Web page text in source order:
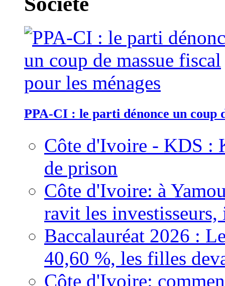
PPA-CI : le parti dénonce un coup
Côte d'Ivoire - KDS :
de prison
Côte d'Ivoire: à
ravit les
Baccalauréat 2026 :
40,60 %, les filles
Côte d'Ivoire: